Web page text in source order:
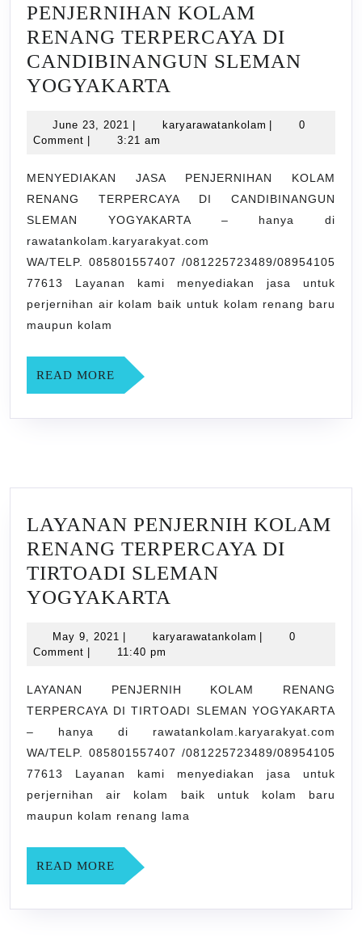
PENJERNIHAN KOLAM
RENANG TERPERCAYA DI
CANDIBINANGUN SLEMAN
YOGYAKARTA
PENJERNIHAN
RENANG
TERPERCAYA
DI
CANDIBINANGUN
SLEMAN
YOGYAKARTA
June 23, 2021 June
23,
karyarawatankolam
0
Comment
3:21 am
MENYEDIAKAN JASA PENJERNIHAN KOLAM
RENANG TERPERCAYA DI CANDIBINANGUN
SLEMAN YOGYAKARTA – hanya di
rawatankolam.karyarakyat.com
WA/TELP. 085801557407 /081225723489/08954105
77613 Layanan kami menyediakan jasa untuk
perjernihan air kolam baik untuk kolam renang baru
maupun kolam
READ MORE READ
MORE
LAYANAN PENJERNIH KOLAM
RENANG TERPERCAYA DI
TIRTOADI SLEMAN
YOGYAKARTA
KOLAM
TERPERCAYA
DI
TIRTOADI
SLEMAN
YOGYAKARTA
May 9, 2021 May
9,
| karyarawatankolam karyarawatankolam
|
0
Comment | 11:40 pm
LAYANAN PENJERNIH KOLAM RENANG
TERPERCAYA DI TIRTOADI SLEMAN YOGYAKARTA
– hanya di rawatankolam.karyarakyat.com
WA/TELP. 085801557407 /081225723489/08954105
77613 Layanan kami menyediakan jasa untuk
perjernihan air kolam baik untuk kolam baru
maupun kolam renang lama
READ MORE READ
MORE